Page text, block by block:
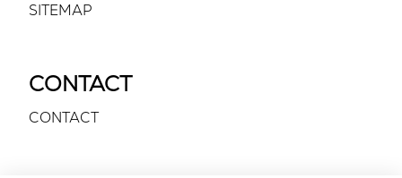
SITEMAP
CONTACT
CONTACT